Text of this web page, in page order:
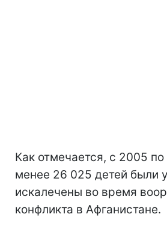
Как отмечается, с 2005 по
менее 26 025 детей были
искалечены во время
конфликта в Афганистане.